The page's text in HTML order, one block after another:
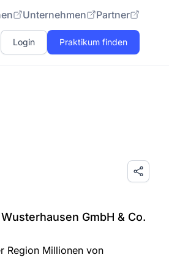
Unternehmen Partner
Login Praktikum finden
GmbH & Co.
Region Millionen von